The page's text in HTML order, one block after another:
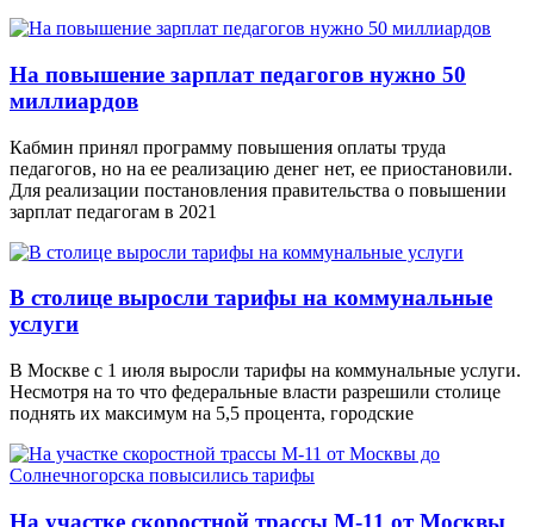
На повышение зарплат педагогов нужно 50
миллиардов
Кабмин принял программу повышения оплаты труда
педагогов, но на ее реализацию денег нет, ее приостановили.
Для реализации постановления правительства о повышении
зарплат педагогам в 2021
В столице выросли тарифы на коммунальные
услуги
В Москве с 1 июля выросли тарифы на коммунальные услуги.
Несмотря на то что федеральные власти разрешили столице
поднять их максимум на 5,5 процента, городские
На участке скоростной трассы М-11 от Москвы